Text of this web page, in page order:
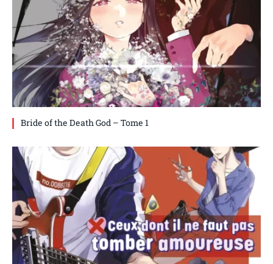
Bride of the Death God – Tome 1